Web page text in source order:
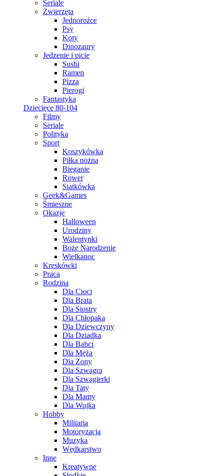
Seriale
Zwierzęta
Jednorożce
Psy
Koty
Dinozaury
Jedzenie i picie
Sushi
Ramen
Pizza
Pierogi
Fantastyka
Dziecięce 80-104
Filmy
Seriale
Polityka
Sport
Koszykówka
Piłka nożna
Bieganie
Rower
Siatkówka
Geek&Games
Śmieszne
Okazje
Halloween
Urodziny
Walentynki
Boże Narodzenie
Wielkanoc
Kreskówki
Praca
Rodzina
Dla Cioci
Dla Brata
Dla Siostry
Dla Chłopaka
Dla Dziewczyny
Dla Dziadka
Dla Babci
Dla Męża
Dla Żony
Dla Szwagra
Dla Szwagierki
Dla Taty
Dla Mamy
Dla Wujka
Hobby
Militaria
Motoryzacja
Muzyka
Wędkarstwo
Inne
Kreatywne